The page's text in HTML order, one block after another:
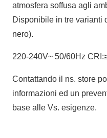
atmosfera soffusa agli
Disponibile in tre varianti
nero).
220-240V~ 50/60Hz
Contattando il ns. store
informazioni ed un
base alle Vs. esigenze.